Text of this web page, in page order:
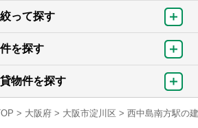
って探す
を探す
物件を探す
> 大阪府 > 大阪市淀川区 > 西中島南方駅の